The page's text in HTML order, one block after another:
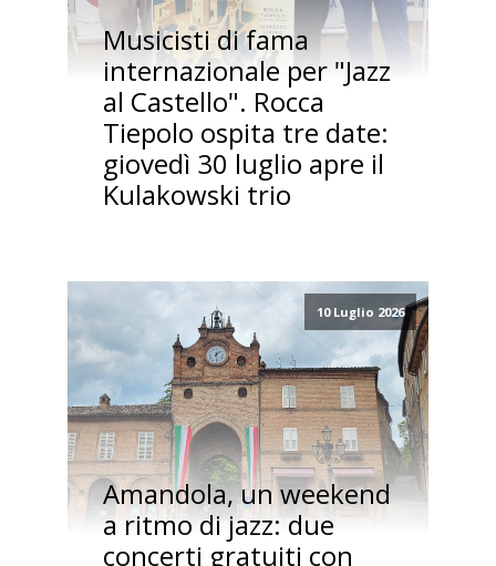
Musicisti di fama
internazionale per "Jazz
al Castello". Rocca
Tiepolo ospita tre date:
giovedì 30 luglio apre il
Kulakowski trio
10 Luglio 2026
Amandola, un weekend
a ritmo di jazz: due
concerti gratuiti con